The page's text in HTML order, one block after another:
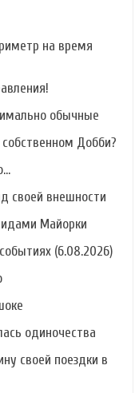
на время
обычные
Добби?
своей внешности
Майорки
(6.08.2026)
одиночества
своей поездки в